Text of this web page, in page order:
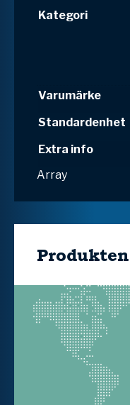
Kategori
Varumärke
Standardenhet
Extra info
Array